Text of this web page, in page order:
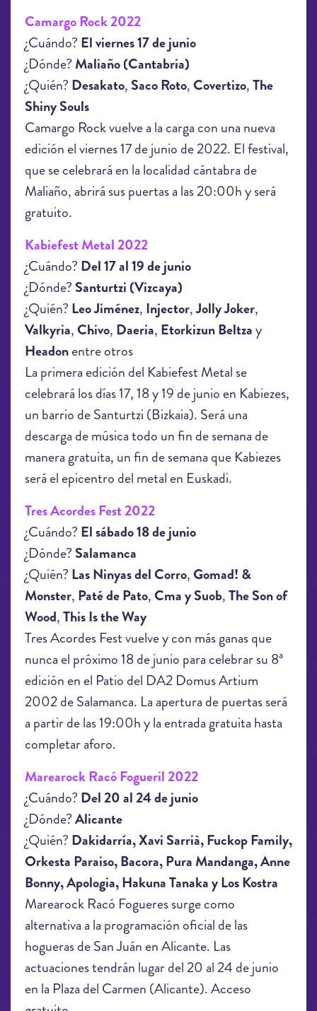
Camargo Rock 2022
¿Cuándo? El viernes 17 de junio
¿Dónde? Maliaño (Cantabria)
¿Quién? Desakato, Saco Roto,Covertizo,The
Shiny Souls
Camargo Rock vuelve a la carga con una nueva
edición el viernes 17 de junio de 2022. El festival,
que se celebrará en la localidad cántabra de
Maliaño, abrirá sus puertas a las 20:00h y será
gratuito.
Kabiefest Metal 2022
¿Cuándo? Del 17 al 19 de junio
¿Dónde? Santurtzi (Vizcaya)
¿Quién? Leo Jiménez, Injector,Jolly Joker,
Valkyria,Chivo, Daeria, Etorkizun Beltzay
Headonentre otros
La primera edición del Kabiefest Metal se
celebrará los días 17, 18 y 19 de junio en Kabiezes,
un barrio de Santurtzi (Bizkaia). Será una
descarga de música todo un fin de semana de
manera gratuita, un fin de semana que Kabiezes
será el epicentro del metal en Euskadi.
Tres Acordes Fest 2022
¿Cuándo? El sábado 18 de junio
¿Dónde? Salamanca
¿Quién? Las Ninyas del Corro,Gomad! &
Monster, Paté de Pato,Cma y Suob,The Son of
Wood,This Is the Way
Tres Acordes Fest vuelve y con más ganas que
nunca el próximo 18 de junio para celebrar su 8ª
edición en el Patio del DA2 Domus Artium
2002 de Salamanca. La apertura de puertas será
a partir de las 19:00h y la entrada gratuita hasta
completar aforo.
Marearock Racó Fogueril 2022
¿Cuándo? Del 20 al 24de junio
¿Dónde?Alicante
¿Quién? Dakidarría, Xavi Sarrià, Fuckop Family,
Orkesta Paraiso, Bacora, Pura Mandanga, Anne
Bonny, Apologia, Hakuna Tanaka y LosKostra
Marearock Racó Fogueres surge como
alternativa a la programación oficial de las
hogueras de San Juán en Alicante. Las
actuaciones tendrán lugar del 20 al 24 de junio
en la Plaza del Carmen (Alicante). Acceso